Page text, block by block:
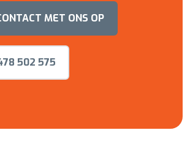
MET ONS OP
502 575